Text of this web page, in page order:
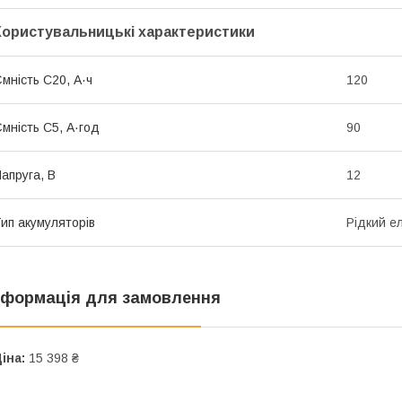
характеристики
С20, А·ч 120
С5, А·год 90
В 12
акумуляторів Рідкий
для замовлення
15 398 ₴